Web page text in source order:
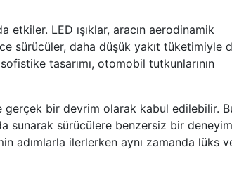
etkiler. LED ışıklar, aracın aerodinamik
sürücüler, daha düşük yakıt tüketimiyle
tasarımı, otomobil tutkunlarının
bir devrim olarak kabul edilebilir.
sunarak sürücülere benzersiz bir deneyim
adımlarla ilerlerken aynı zamanda lüks